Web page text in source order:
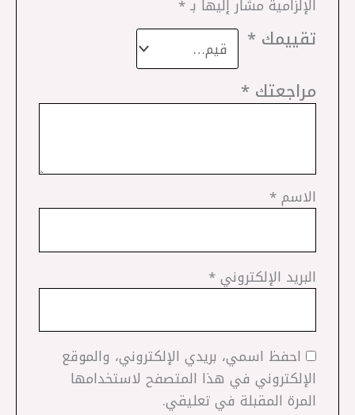
الإلزامية مشار إليها بـ*
تقييمك*
مراجعتك*
الاسم*
البريد الإلكتروني*
احفظ اسمي، بريدي الإلكتروني، والموقع
الإلكتروني في هذا المتصفح لاستخدامها
المرة المقبلة في تعليقي.